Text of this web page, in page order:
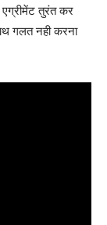
तुरंत कर
गलत नही करना